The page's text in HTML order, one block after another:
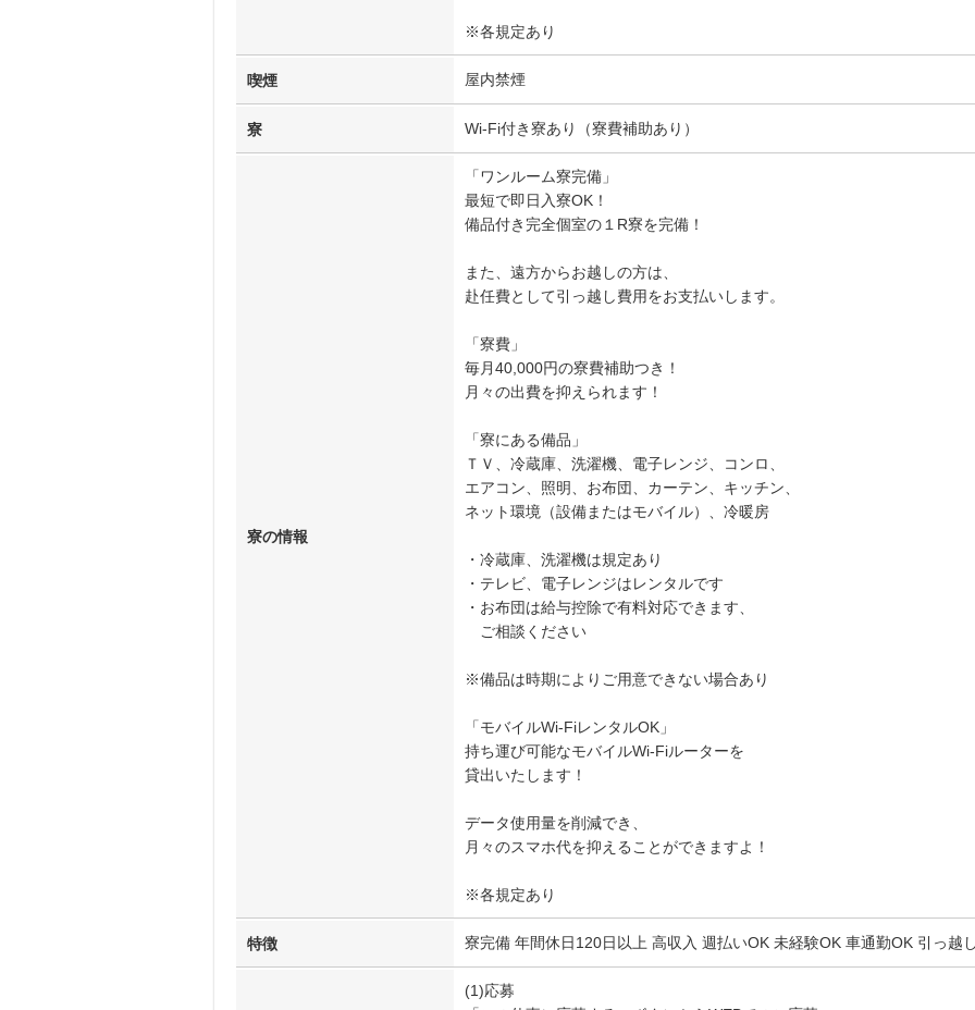
※各規定あり
喫煙 屋内禁煙
寮 Wi-Fi付き寮あり（寮費補助あり）
寮の情報
「ワンルーム寮完備」
最短で即日入寮OK！
備品付き完全個室の１R寮を完備！
また、遠方からお越しの方は、
赴任費として引っ越し費用をお支払いします。
「寮費」
毎月40,000円の寮費補助つき！
月々の出費を抑えられます！
「寮にある備品」
ＴＶ、冷蔵庫、洗濯機、電子レンジ、コンロ、
エアコン、照明、お布団、カーテン、キッチン、
ネット環境（設備またはモバイル）、冷暖房
・冷蔵庫、洗濯機は規定あり
・テレビ、電子レンジはレンタルです
・お布団は給与控除で有料対応できます、
ご相談ください
※備品は時期によりご用意できない場合あり
「モバイルWi-FiレンタルOK」
持ち運び可能なモバイルWi-Fiルーターを
貸出いたします！
データ使用量を削減でき、
月々のスマホ代を抑えることができますよ！
※各規定あり
特徴 寮完備 年間休日120日以上 高収入 週払いOK 未経験OK 車通勤OK 引っ越
(1)応募